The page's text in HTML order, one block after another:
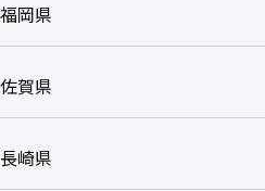
福岡県
佐賀県
長崎県